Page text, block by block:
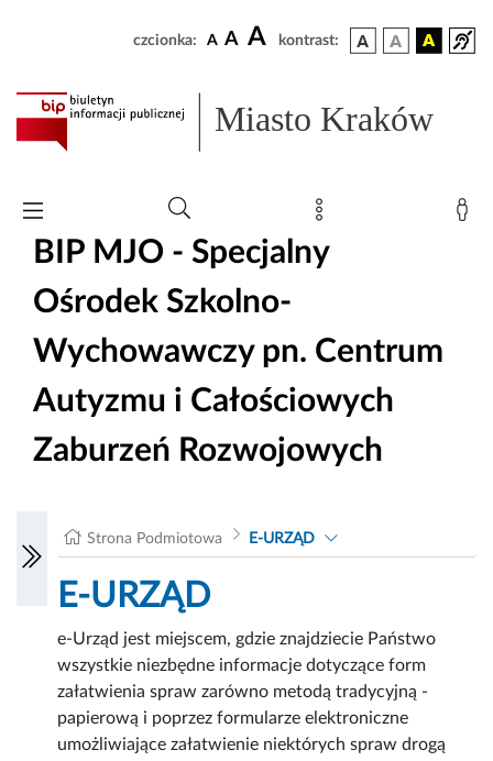
czcionka: A A A kontrast:
Miasto Kraków
BIP MJO - Specjalny
Ośrodek Szkolno-
Wychowawczy pn. Centrum
Autyzmu i Całościowych
Zaburzeń Rozwojowych
Strona Podmiotowa E-URZĄD
E-URZĄD
e-Urząd jest miejscem, gdzie znajdziecie Państwo
wszystkie niezbędne informacje dotyczące form
załatwienia spraw zarówno metodą tradycyjną -
papierową i poprzez formularze elektroniczne
umożliwiające załatwienie niektórych spraw drogą